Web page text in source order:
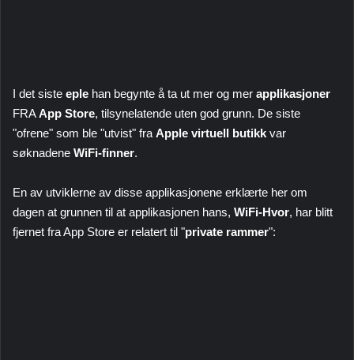
I det siste eple han begynte å ta ut mer og mer applikasjoner
FRAApp Store, tilsynelatende uten god grunn. De siste
"ofrene" som ble "utvist" fra Apple virtuell butikk var
søknadene WiFi-finner.
En av utviklerne av disse applikasjonene erklærte her om
dagen at grunnen til at applikasjonen hans, WiFi-Hvor, har blitt
fjernet fra App Store er relatert til "private rammer":